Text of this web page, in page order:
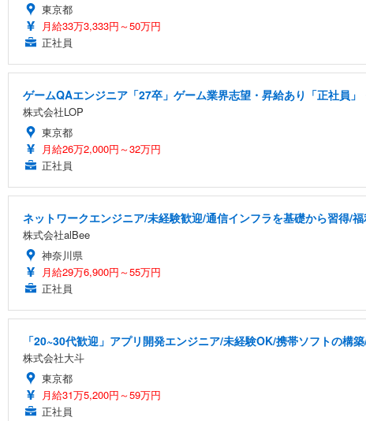
東京都
月給33万3,333円～50万円
正社員
ゲームQAエンジニア「27卒」ゲーム業界志望・昇給あり「正社員
株式会社LOP
東京都
月給26万2,000円～32万円
正社員
ネットワークエンジニア/未経験歓迎/通信インフラを基礎から習得/
株式会社alBee
神奈川県
月給29万6,900円～55万円
正社員
「20~30代歓迎」アプリ開発エンジニア/未経験OK/携帯ソフトの構
株式会社大斗
東京都
月給31万5,200円～59万円
正社員